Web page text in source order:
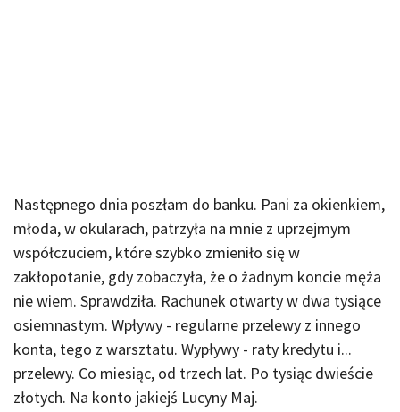
Następnego dnia poszłam do banku. Pani za okienkiem,
młoda, w okularach, patrzyła na mnie z uprzejmym
współczuciem, które szybko zmieniło się w
zakłopotanie, gdy zobaczyła, że o żadnym koncie męża
nie wiem. Sprawdziła. Rachunek otwarty w dwa tysiące
osiemnastym. Wpływy - regularne przelewy z innego
konta, tego z warsztatu. Wypływy - raty kredytu i...
przelewy. Co miesiąc, od trzech lat. Po tysiąc dwieście
złotych. Na konto jakiejś Lucyny Maj.